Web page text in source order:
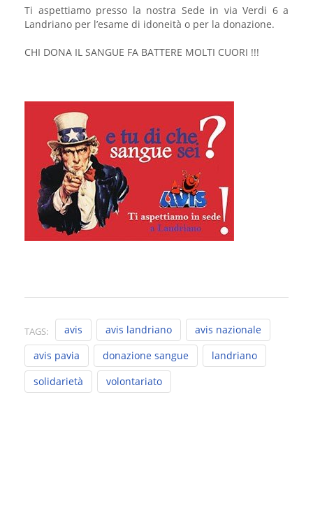
Ti aspettiamo presso la nostra Sede in via Verdi 6 a
Landriano per l’esame di idoneità o per la donazione.
CHI DONA IL SANGUE FA BATTERE MOLTI CUORI !!!
TAGS: avis avis landriano
avis nazionale
avis pavia
donazione sangue
landriano
solidarietà
volontariato